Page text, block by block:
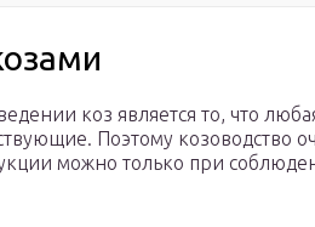
коз является то, что
Поэтому козоводство
можно только при